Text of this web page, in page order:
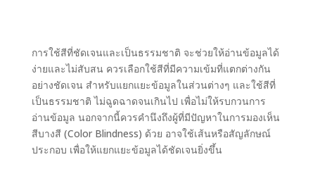
การใช้สีที่ชัดเจนและเป็นธรรมชาติ จะช่วยให้อ่านข้อมูลได้
ง่ายและไม่สับสน ควรเลือกใช้สีที่มีความเข้มที่แตกต่างกัน
อย่างชัดเจน สำหรับแยกแยะข้อมูลในส่วนต่างๆ และใช้สีที่
เป็นธรรมชาติ ไม่ฉูดฉาดจนเกินไป เพื่อไม่ให้รบกวนการ
อ่านข้อมูล นอกจากนี้ควรคำนึงถึงผู้ที่มีปัญหาในการมองเห็น
สีบางสี (Color Blindness) ด้วย อาจใช้เส้นหรือสัญลักษณ์
ประกอบ เพื่อให้แยกแยะข้อมูลได้ชัดเจนยิ่งขึ้น